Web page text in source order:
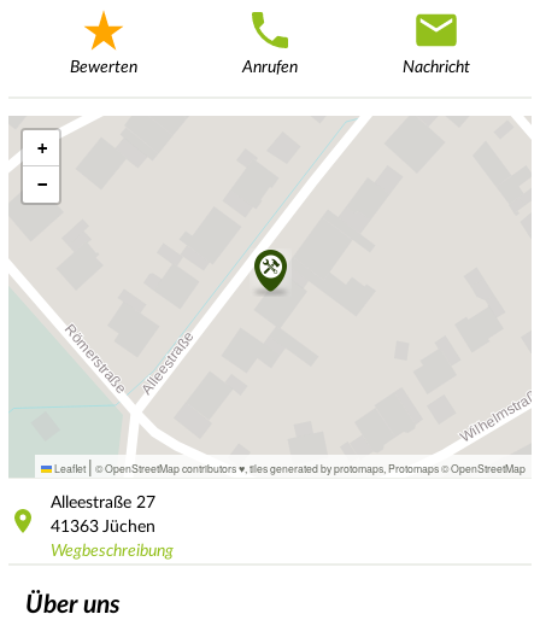
Bewerten Anrufen Nachricht
+
−
Leaflet | © OpenStreetMap contributors ♥, tiles generated by protomaps Protomaps©OpenStreetMap
Alleestraße 27
41363 Jüchen
Wegbeschreibung
Über uns